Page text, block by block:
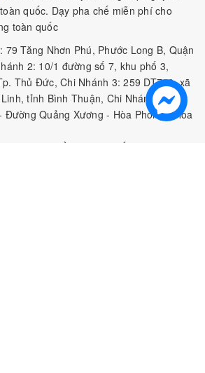
quốc. Dạy pha chế miễn phí cho
toàn quốc
79 Tăng Nhơn Phú, Phước Long B, Quận
2: 10/1 đường số 7, khu phố 3,
Thủ Đức, Chi Nhánh 3: 259 DT766, xã
tỉnh Bình Thuận, Chi Nhánh 4: Kiot
Đường Quảng Xương - Hòa Phong - Hòa
SKHDT Tp Hồ Chí Minh cấp ngày